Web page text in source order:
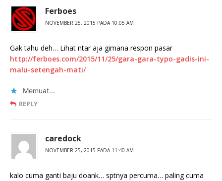
Ferboes
NOVEMBER 25, 2015 PADA 10:05 AM
Gak tahu deh… Lihat ntar aja gimana respon pasar
http://ferboes.com/2015/11/25/gara-gara-typo-gadis-ini-
malu-setengah-mati/
Memuat...
REPLY
caredock
NOVEMBER 25, 2015 PADA 11:40 AM
kalo cuma ganti baju doank… sptnya percuma… paling cuma